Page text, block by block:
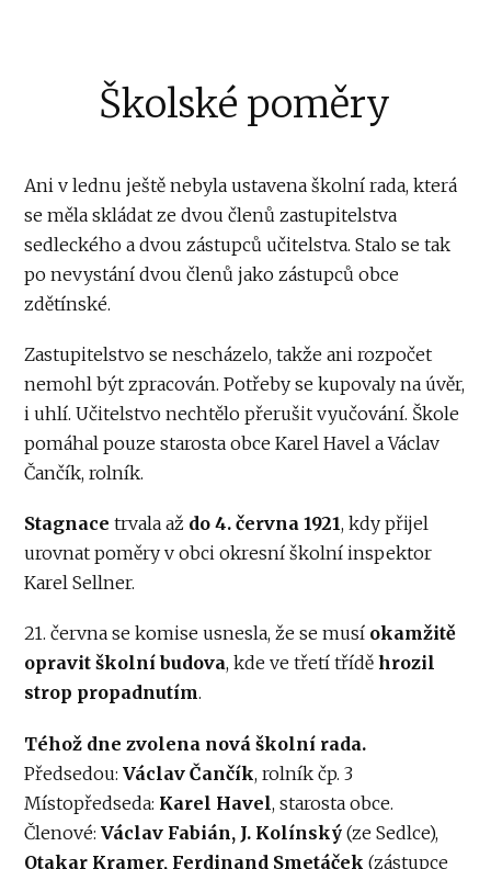
Školské poměry
Ani v lednu ještě nebyla ustavena školní rada, která
se měla skládat ze dvou členů zastupitelstva
sedleckého a dvou zástupců učitelstva. Stalo se tak
po nevystání dvou členů jako zástupců obce
zdětínské.
Zastupitelstvo se nescházelo, takže ani rozpočet
nemohl být zpracován. Potřeby se kupovaly na úvěr,
i uhlí. Učitelstvo nechtělo přerušit vyučování. Škole
pomáhal pouze starosta obce Karel Havel a Václav
Čančík, rolník.
Stagnace trvala až do 4. června 1921, kdy přijel
urovnat poměry v obci okresní školní inspektor
Karel Sellner.
21. června se komise usnesla, že se musí okamžitě
opravit školní budova, kde ve třetí tříděhrozil
strop propadnutím.
Téhož dne zvolena nová školní rada.
Předsedou:Václav Čančík, rolník čp. 3
Místopředseda: Karel Havel, starosta obce.
Členové:Václav Fabián, J. Kolínský (ze Sedlce),
Otakar Kramer, Ferdinand Smetáček (zástupce